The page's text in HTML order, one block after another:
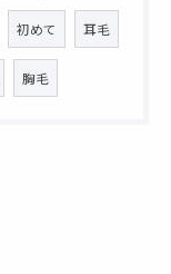
初めて 耳毛
胸毛